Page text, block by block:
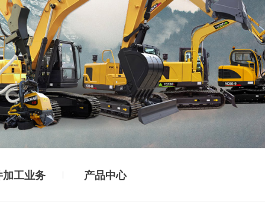
工业务 产品中心